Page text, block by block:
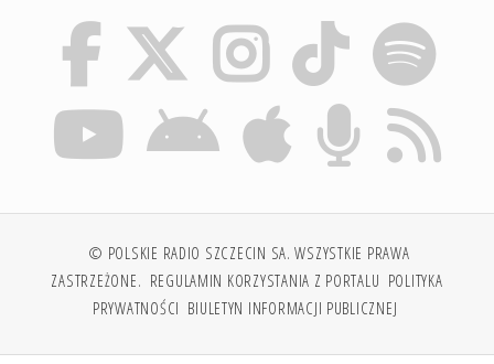
© POLSKIE RADIO SZCZECIN SA. WSZYSTKIE PRAWA
ZASTRZEŻONE. REGULAMIN KORZYSTANIA Z PORTALU POLITYKA
PRYWATNOŚCI BIULETYN INFORMACJI PUBLICZNEJ